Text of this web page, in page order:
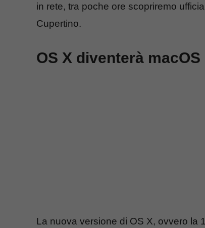
in rete, tra poche ore scopriremo
Cupertino.
OS X diventerà macOS
La nuova versione di OS X, ovvero la